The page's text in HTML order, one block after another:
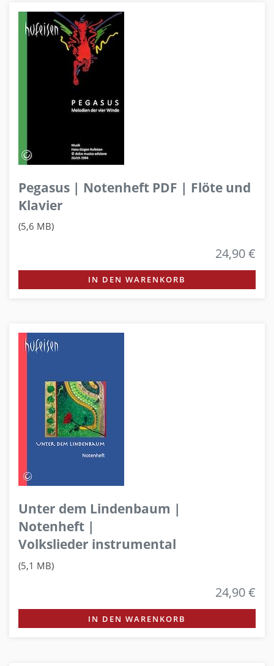
Pegasus | Notenheft PDF | Flöte und
Klavier
(5,6 MB)
24,90 €
IN DEN WARENKORB
Unter dem Lindenbaum |
Notenheft |
Volkslieder instrumental
(5,1 MB)
24,90 €
IN DEN WARENKORB